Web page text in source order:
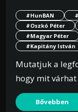
#HunBAN
#Oszkó Péter
#Magyar Péter
#Kapitány István
Mutatjuk a
hogy mit
Bővebben